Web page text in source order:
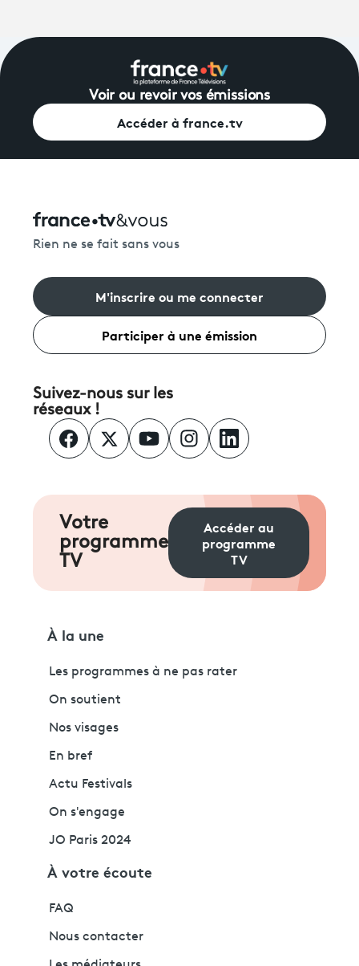
Voir ou revoir vos émissions
Accéder à france.tv
Rien ne se fait sans vous
M'inscrire ou me connecter
Participer à une émission
Suivez-nous sur les
réseaux !
Votre
programme
TV
Accéder au
programme
TV
À la une
Les programmes à ne pas rater
On soutient
Nos visages
En bref
Actu Festivals
On s'engage
JO Paris 2024
À votre écoute
FAQ
Nous contacter